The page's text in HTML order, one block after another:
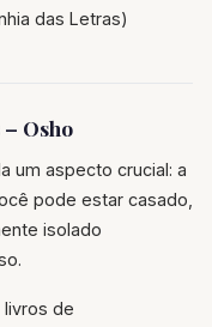
das Letras)
Osho
um aspecto crucial: a
pode estar casado,
isolado
de